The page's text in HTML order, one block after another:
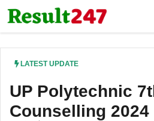
Skip
to
LATEST UPDATE
UP Polytechnic
Counselling 2024